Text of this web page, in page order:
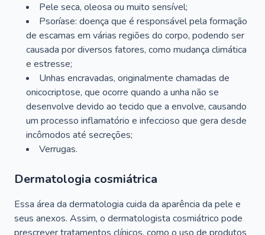
Pele seca, oleosa ou muito sensível;
Psoríase: doença que é responsável pela formação
de escamas em várias regiões do corpo, podendo ser
causada por diversos fatores, como mudança climática
e estresse;
Unhas encravadas, originalmente chamadas de
onicocriptose, que ocorre quando a unha não se
desenvolve devido ao tecido que a envolve, causando
um processo inflamatório e infeccioso que gera desde
incômodos até secreções;
Verrugas.
Dermatologia cosmiátrica
Essa área da dermatologia cuida da aparência da pele e
seus anexos. Assim, o dermatologista cosmiátrico pode